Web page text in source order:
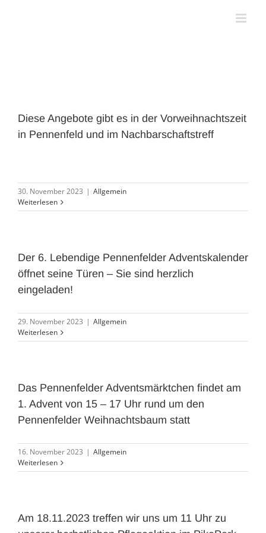
Diese Angebote gibt es in der Vorweihnachtszeit
in Pennenfeld und im Nachbarschaftstreff
30. November 2023 | Allgemein
Weiterlesen
Der 6. Lebendige Pennenfelder Adventskalender
öffnet seine Türen – Sie sind herzlich
eingeladen!
29. November 2023 | Allgemein
Weiterlesen
Das Pennenfelder Adventsmärktchen findet am
1. Advent von 15 – 17 Uhr rund um den
Pennenfelder Weihnachtsbaum statt
16. November 2023 | Allgemein
Weiterlesen
Am 18.11.2023 treffen wir uns um 11 Uhr zu